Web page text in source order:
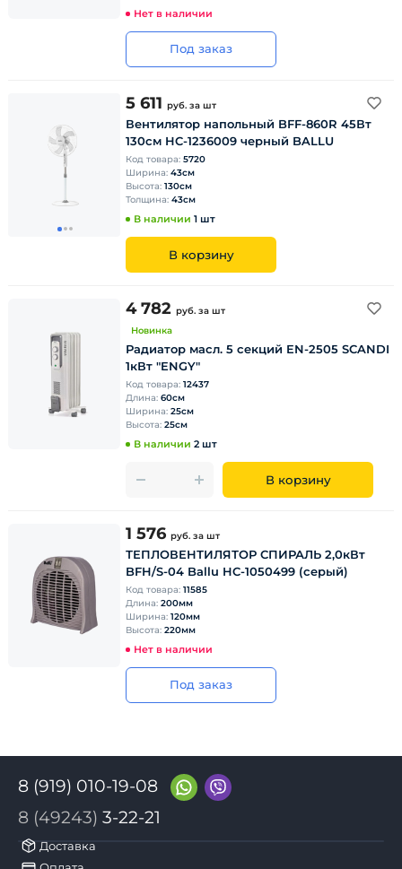
Нет в наличии
Под заказ
5 611 руб. за шт
Вентилятор напольный BFF-860R 45Вт
130см HC-1236009 черный BALLU
Код товара: 5720
Ширина: 43см
Высота: 130см
Толщина: 43см
В наличии 1 шт
В корзину
4 782 руб. за шт
Новинка
Радиатор масл. 5 секций EN-2505 SCANDI
1кВт "ENGY"
Код товара: 12437
Длина: 60см
Ширина: 25см
Высота: 25см
В наличии 2 шт
В корзину
1 576 руб. за шт
ТЕПЛОВЕНТИЛЯТОР СПИРАЛЬ 2,0кВт
BFH/S-04 Ballu HC-1050499 (серый)
Код товара: 11585
Длина: 200мм
Ширина: 120мм
Высота: 220мм
Нет в наличии
Под заказ
8 (919) 010-19-08
8 (49243) 3-22-21
Доставка